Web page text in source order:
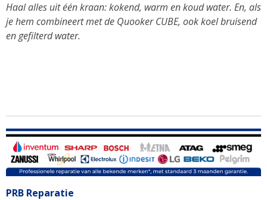
Haal alles uit één kraan: kokend, warm en koud water. En, als
je hem combineert met de Quooker CUBE, ook koel bruisend
en gefilterd water.
PRB Reparatie